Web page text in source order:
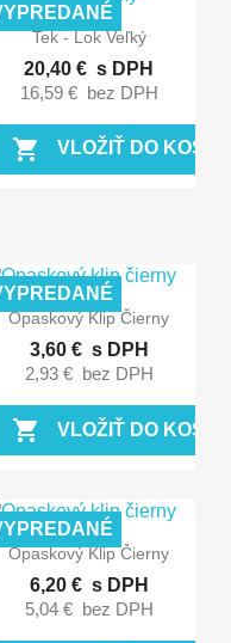
Rýchly náhľad
Tek - Lok Veľký
20,40 € s DPH
16,59 € bez DPH
shopping_cart VLOŽIŤ DO
Rýchly náhľad
Opaskový Klip Čierny
3,60 € s DPH
2,93 € bez DPH
shopping_cart VLOŽIŤ DO
Rýchly náhľad
Opaskový Klip Čierny
6,20 € s DPH
5,04 € bez DPH